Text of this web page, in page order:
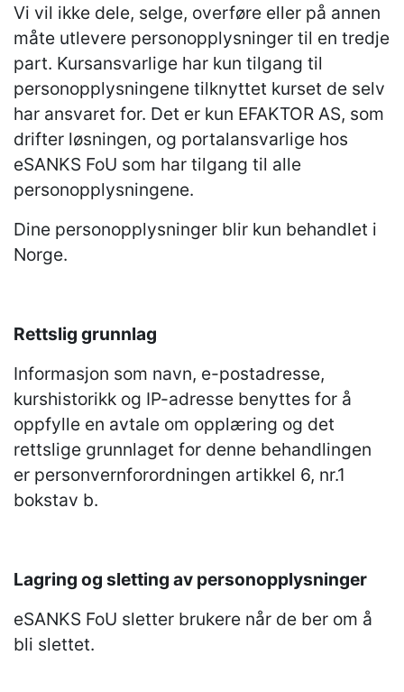
Vi vil ikke dele, selge, overføre eller på annen
måte utlevere personopplysninger til en tredje
part. Kursansvarlige har kun tilgang til
personopplysningene tilknyttet kurset de selv
har ansvaret for. Det er kun EFAKTOR AS, som
drifter løsningen, og portalansvarlige hos
eSANKS FoU som har tilgang til alle
personopplysningene.
Dine personopplysninger blir kun behandlet i
Norge.
Rettslig grunnlag
Informasjon som navn, e-postadresse,
kurshistorikk og IP-adresse benyttes for å
oppfylle en avtale om opplæring og det
rettslige grunnlaget for denne behandlingen
er personvernforordningen artikkel 6, nr.1
bokstav b.
Lagring og sletting av personopplysninger
eSANKS FoU sletter brukere når de ber om å
bli slettet.